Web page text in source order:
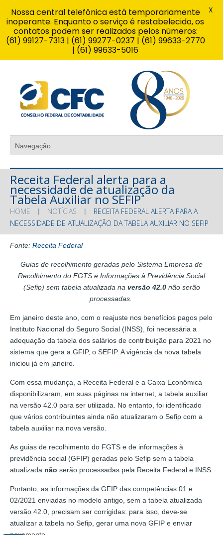
Receita Federal alerta para a
necessidade de atualização da
Tabela Auxiliar no SEFIP
HOME NOTÍCIAS
RECEITA FEDERAL ALERTA PARA A
NECESSIDADE DE ATUALIZAÇÃO DA TABELA AUXILIAR NO SEFIP
Fonte: Receita Federal
Guias de recolhimento geradas pelo Sistema Empresa de
Recolhimento do FGTS e Informações à Previdência Social
(Sefip) sem tabela atualizada na versão 42.0não serão
processadas.
Em janeiro deste ano, com o reajuste nos benefícios pagos pelo
Instituto Nacional do Seguro Social (INSS), foi necessária a
adequação da tabela dos salários de contribuição para 2021 no
sistema que gera a GFIP, o SEFIP. A vigência da nova tabela
iniciou já em janeiro.
Com essa mudança, a Receita Federal e a Caixa Econômica
disponibilizaram, em suas páginas na internet, a tabela auxiliar
na versão 42.0 para ser utilizada. No entanto, foi identificado
que vários contribuintes ainda não atualizaram o Sefip com a
tabela auxiliar na nova versão.
As guias de recolhimento do FGTS e de informações à
previdência social (GFIP) geradas pelo Sefip sem a tabela
atualizada não serão processadas pela Receita Federal e INSS.
Portanto, as informações da GFIP das competências 01 e
02/2021 enviadas no modelo antigo, sem a tabela atualizada
versão 42.0, precisam ser corrigidas: para isso, deve-se
atualizar a tabela no Sefip, gerar uma nova GFIP e enviar
Nossa central telefônica está temporariamente
inoperante. Enquanto o serviço é restabelecido, os
contatos podem ser realizados pelos números:
(61) 99127-7313 | (61) 99277-0237 | (61) 99633-2770
| (61) 99633-5016
X